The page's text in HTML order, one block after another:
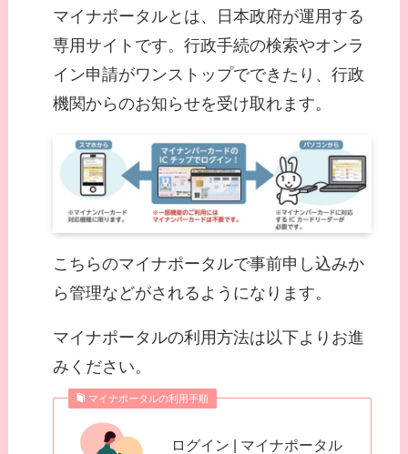
マイナポータルとは、日本政府が運用する
専用サイトです。行政手続の検索やオンラ
イン申請がワンストップでできたり、行政
機関からのお知らせを受け取れます。
こちらのマイナポータルで事前申し込みか
ら管理などがされるようになります。
マイナポータルの利用方法は以下よりお進
みください。
マイナポータルの利用手順
ログイン | マイナポータル